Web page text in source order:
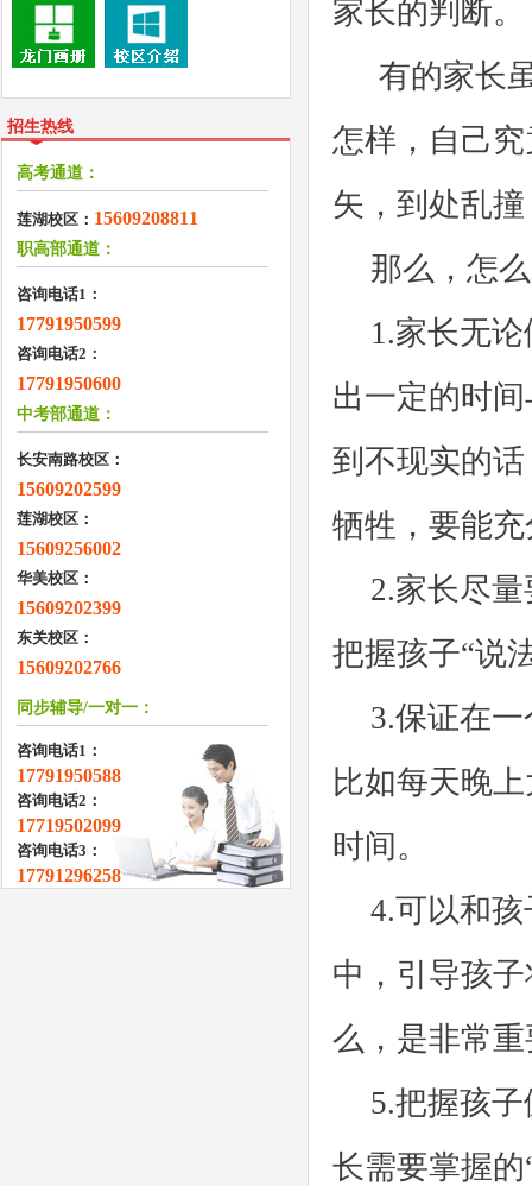
招生热线
高考通道：
莲湖校区： 15609208811
职高部通道：
咨询电话1：
17791950599
咨询电话2：
17791950600
中考部通道：
长安南路校区：
15609202599
莲湖校区：
15609256002
华美校区：
15609202399
东关校区：
15609202766
同步辅导/一对一：
咨询电话1：
17791950588
咨询电话2：
17719502099
咨询电话3：
17791296258
家长的判断。
有的家长
怎样，自己
矢，到处乱
那么，怎
1.家长无
出一定的时
到不现实的
牺牲，要能
2.家长尽
把握孩子“说
3.保证在
比如每天晚
时间。
4.可以和
中，引导孩
么，是非常
5.把握孩
长需要掌握的